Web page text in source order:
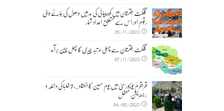
گلگت بلتستان میں کوہ پیمائی کی مد میں وصول کی جانے والی
رقوم اور اس سے متعلق اعداد شمار
25/11/2023
گلگت بلتستان سے پہلی مرتبہ چیری کا پھل چین برآمد
07/11/2023
قراقرم یونیورسٹی میں یوم حسین کا انعقاد۔,7 طلبا کی داخلہ و
رجسٹریشن معطل
04/09/2023